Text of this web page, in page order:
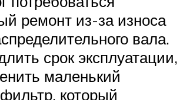
ремонт из-за износа
вала.
срок эксплуатации,
маленький
который